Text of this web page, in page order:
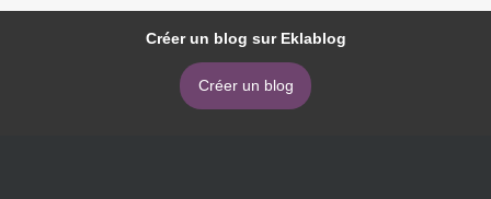
Créer un blog sur Eklablog
Créer un blog